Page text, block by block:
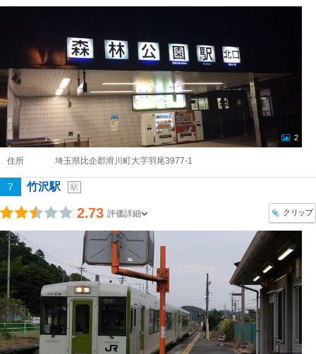
2
住所 埼玉県比企郡滑川町大字羽尾3977-1
7 竹沢駅 駅
2.73 評価詳細 クリップ